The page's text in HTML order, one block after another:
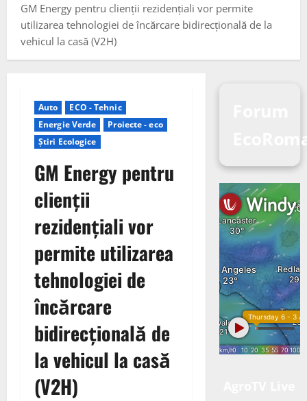
GM Energy pentru clienții rezidențiali vor permite
utilizarea tehnologiei de încărcare bidirecțională de la
vehicul la casă (V2H)
Auto
ECO - Tehnic
Energie Verde
Proiecte - eco
Știri Ecologice
GM Energy pentru
clienții
rezidențiali vor
permite utilizarea
tehnologiei de
încărcare
bidirecțională de
la vehicul la casă
(V2H)